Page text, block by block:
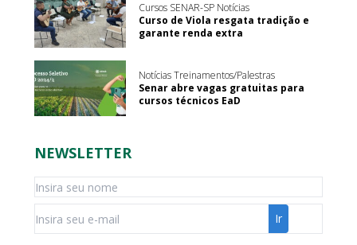
Cursos SENAR-SP Notícias
Curso de Viola resgata tradição e
garante renda extra
Notícias Treinamentos/Palestras
Senar abre vagas gratuitas para
cursos técnicos EaD
NEWSLETTER